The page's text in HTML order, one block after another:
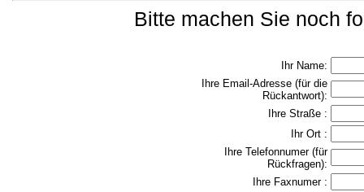
Bitte machen Sie noch
Ihr Name:
Ihre Email-Adresse (für die
Rückantwort):
Ihre Straße :
Ihr Ort :
Ihre Telefonnumer (für
Rückfragen):
Ihre Faxnumer :